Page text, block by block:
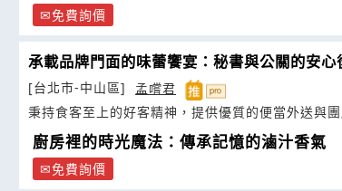
免費詢價
承載品牌門面的味蕾饗宴：秘書與公關的安心
[台北市-中山區]
孟嚐君
秉持食客至上的好客精神，提供優質的便當外送與
廚房裡的時光魔法：傳承記憶的滷汁香氣
免費詢價